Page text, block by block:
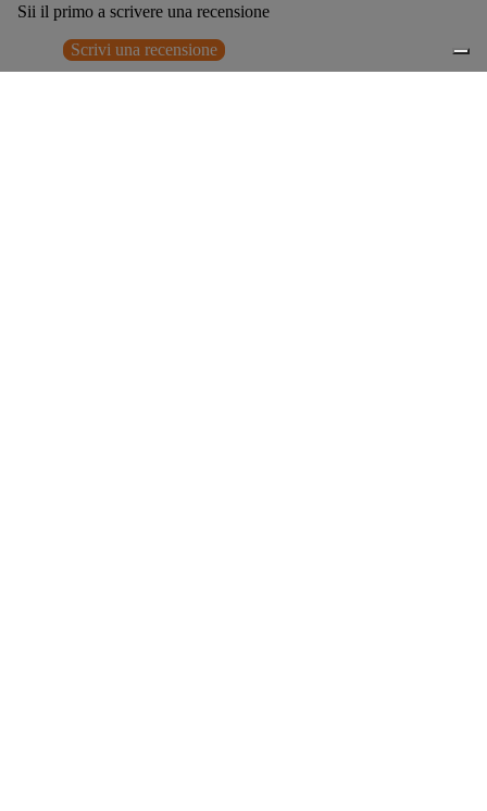
Sii il primo a scrivere una recensione
Scrivi una recensione